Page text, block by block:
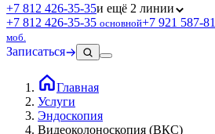
+7 812 426‑35‑35и ещё 2 линии
+7 812 426‑35‑35 основной+7 921
моб.
Записаться
Главная
Услуги
Эндоскопия
Видеоколоноскопия (ВКС)